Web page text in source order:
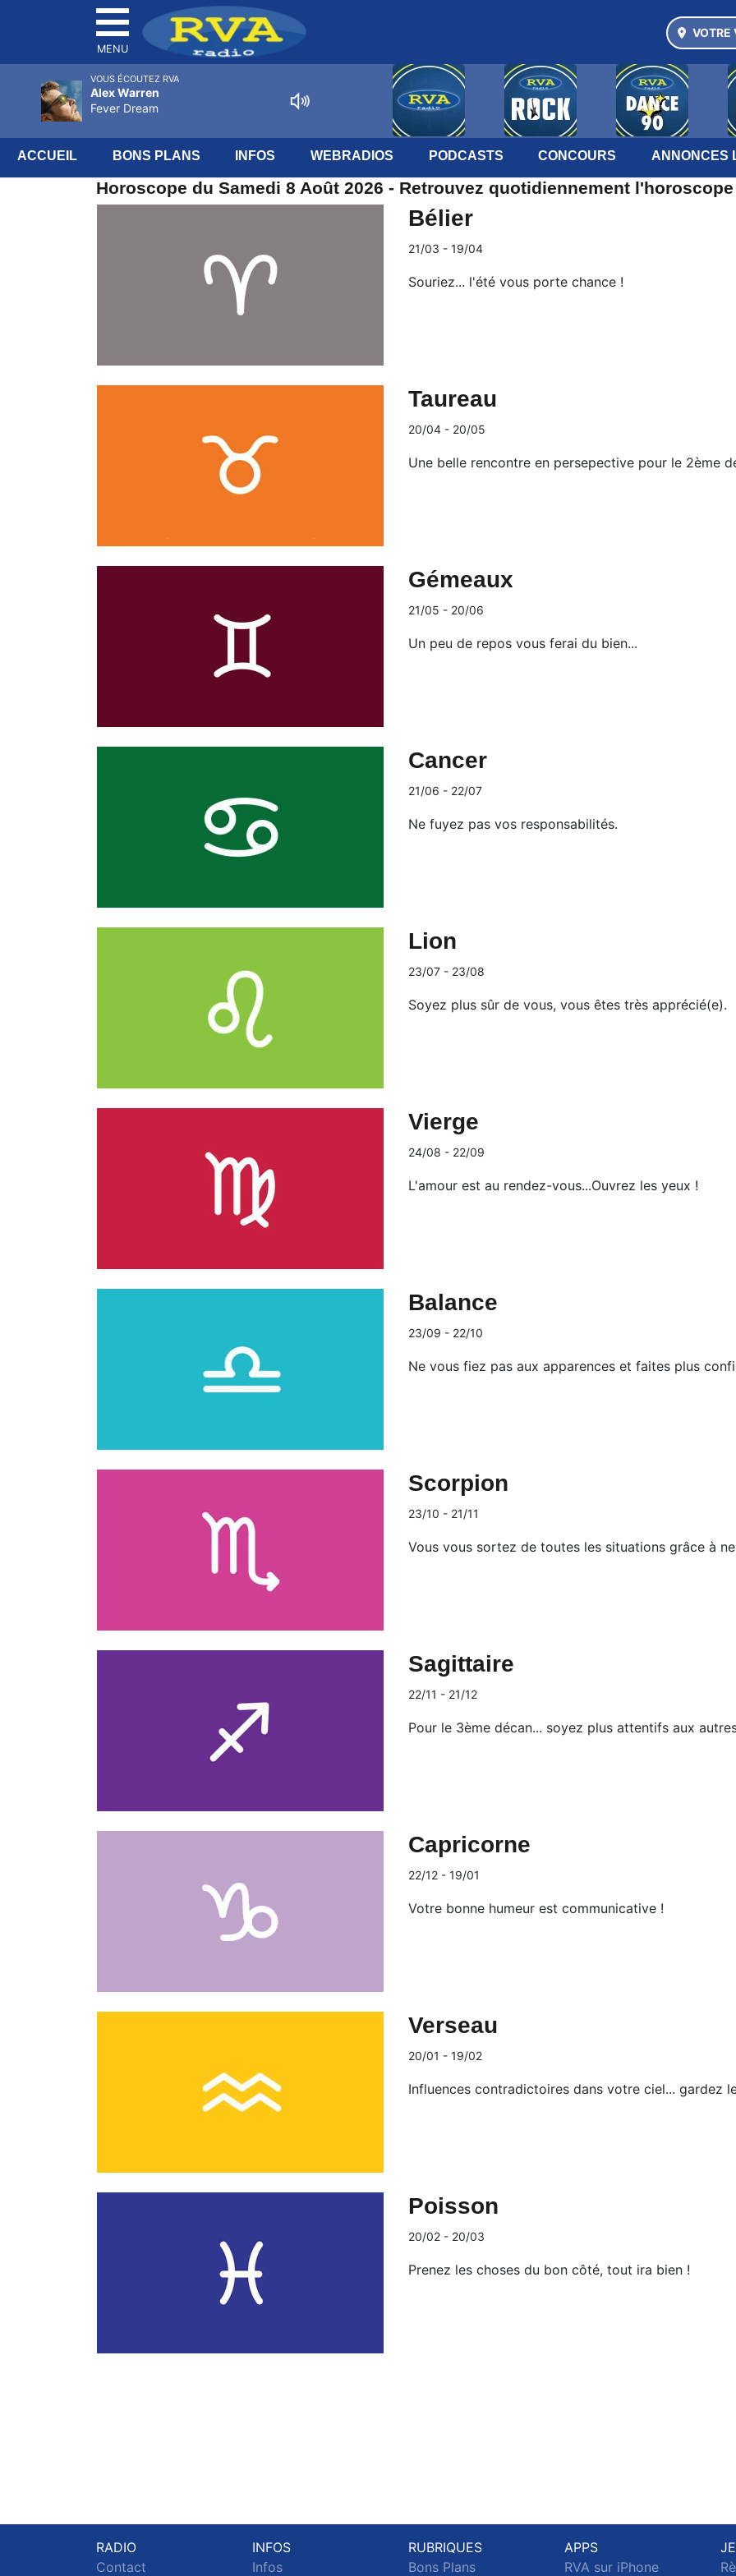
MENU
VOTRE
ACCUEIL BONS PLANS INFOS WEBRADIOS PODCASTS CONCOURS ANNONCES
Horoscope du Samedi 8 Août 2026 - Retrouvez quotidiennement l'horoscope
Bélier
21/03 - 19/04
Souriez... l'été vous porte chance !
Taureau
20/04 - 20/05
Une belle rencontre en persepective pour le 2ème
Gémeaux
21/05 - 20/06
Un peu de repos vous ferai du bien...
Cancer
21/06 - 22/07
Ne fuyez pas vos responsabilités.
Lion
23/07 - 23/08
Soyez plus sûr de vous, vous êtes très apprécié(e).
Vierge
24/08 - 22/09
L'amour est au rendez-vous...Ouvrez les yeux !
Balance
23/09 - 22/10
Ne vous fiez pas aux apparences et faites plus
Scorpion
23/10 - 21/11
Vous vous sortez de toutes les situations grâce à
Sagittaire
22/11 - 21/12
Pour le 3ème décan... soyez plus attentifs aux
Capricorne
22/12 - 19/01
Votre bonne humeur est communicative !
Verseau
20/01 - 19/02
Influences contradictoires dans votre ciel... gardez
Poisson
20/02 - 20/03
Prenez les choses du bon côté, tout ira bien !
RADIO
Contact
INFOS
Infos
RUBRIQUES
Bons Plans
APPS
RVA sur iPhone
VOUS ÉCOUTEZ RVA
Alex Warren
Fever Dream